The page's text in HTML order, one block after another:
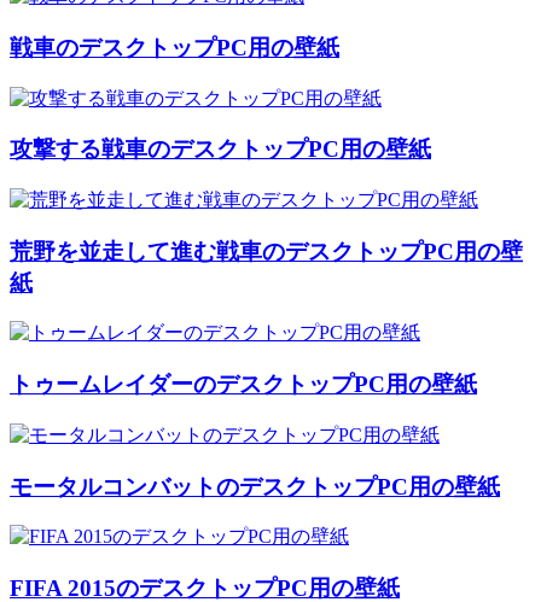
戦車のデスクトップPC用の壁紙
攻撃する戦車のデスクトップPC用の壁紙
荒野を並走して進む戦車のデスクトップPC用の壁
紙
トゥームレイダーのデスクトップPC用の壁紙
モータルコンバットのデスクトップPC用の壁紙
FIFA 2015のデスクトップPC用の壁紙